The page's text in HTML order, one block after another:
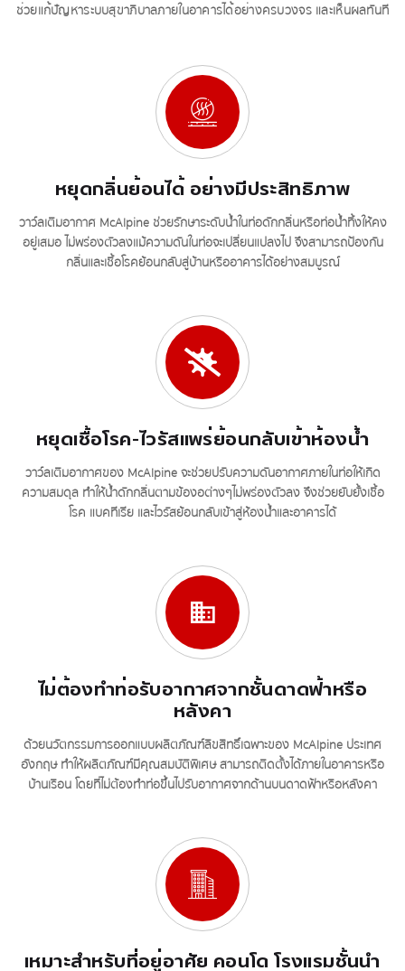
ช่วยแก้ปัญหาระบบสุขาภิบาลภายในอาคารได้อย่างครบวงจร และเห็นผลทันที
หยุดกลิ่นย้อนได้ อย่างมีประสิทธิภาพ
วาว์ลเติมอากาศ McAlpine ช่วยรักษาระดับน้ำในท่อดักกลิ่นหรือท่อน้ำทิ้งให้คง
อยู่เสมอ ไม่พร่องตัวลงแม้ความดันในท่อจะเปลี่ยนแปลงไป จึงสามารถป้องกัน
กลิ่นและเชื้อโรคย้อนกลับสู่บ้านหรืออาคารได้อย่างสมบูรณ์
หยุดเชื้อโรค-ไวรัสแพร่ย้อนกลับเข้าห้องน้ำ
วาว์ลเติมอากาศของ McAlpine จะช่วยปรับความดันอากาศภายในท่อให้เกิด
ความสมดุล ทำให้น้ำดักกลิ่นตามข้องอต่างๆไม่พร่องตัวลง จึงช่วยยับยั้งเชื้อ
โรค แบคทีเรีย และไวรัสย้อนกลับเข้าสู่ห้องน้ำและอาคารได้
ไม่ต้องทำท่อรับอากาศจากชั้นดาดฟ้าหรือ
หลังคา
ด้วยนวัตกรรมการออกแบบผลิตภัณฑ์ลิขสิทธิ์เฉพาะของ McAlpine ประเทศ
อังกฤษ ทำให้ผลิตภัณฑ์มีคุณสมบัติพิเศษ สามารถติดตั้งได้ภายในอาคารหรือ
บ้านเรือน โดยที่ไม่ต้องทำท่อขึ้นไปรับอากาศจากด้านบนดาดฟ้าหรือหลังคา
เหมาะสำหรับที่อยู่อาศัย คอนโด โรงแรมชั้นนำ